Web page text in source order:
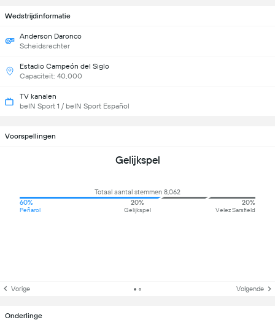
Wedstrijdinformatie
Anderson Daronco
Scheidsrechter
Estadio Campeón del Siglo
Capaciteit: 40,000
TV kanalen
beIN Sport 1 / beIN Sport Español
Voorspellingen
Gelijkspel
Totaal aantal stemmen 8,062
60%
Peñarol
20%
Gelijkspel
20%
Velez Sarsfield
Vorige Volgende
Onderlinge